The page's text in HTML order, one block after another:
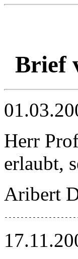
Brief
Herr
erlaubt,
Aribert